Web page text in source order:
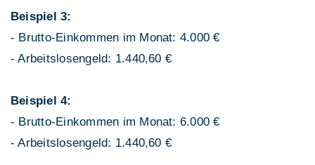
Beispiel 3:
- Brutto-Einkommen im Monat: 4.000 €
- Arbeitslosengeld: 1.440,60 €
Beispiel 4:
- Brutto-Einkommen im Monat: 6.000 €
- Arbeitslosengeld: 1.440,60 €